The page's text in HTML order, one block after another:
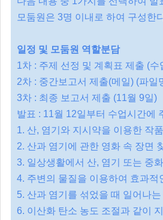
모둠원은 3명 이내로 하여 구성한
일정 및 모둠원 역할분담
1차 : 주제 선정 및 계획표 제출 (수
2차 : 중간보고서 제출(메일) (파일
3차 : 최종 보고서 제출 (11월 9일)
발표 : 11월 12일부터 수업시간에
1. 산, 염기와 지시약을 이용한 작
2. 산과 염기에 관한 영화 속 장면
3. 일상생활에서 산, 염기 또는 중
4. 주변의 물질을 이용하여 효과
5. 산과 염기를 섞었을 때 일어나
6. 이산화 탄소 농도 조절과 같이